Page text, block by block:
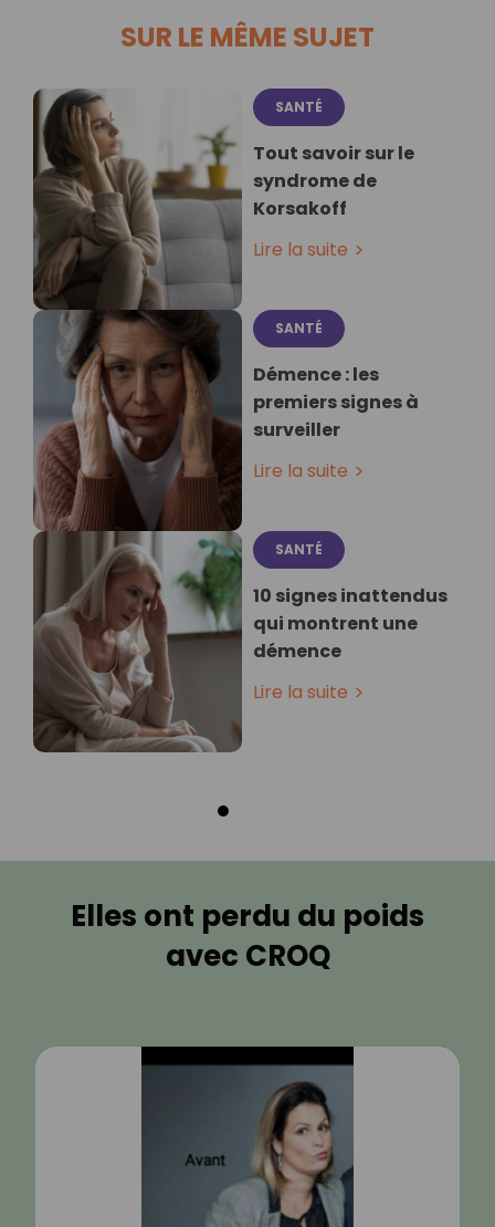
SUR LE MÊME SUJET
SANTÉ
Tout savoir sur le
syndrome de
Korsakoff
Lire la suite
SANTÉ
Démence : les
premiers signes à
surveiller
Lire la suite
SANTÉ
10 signes inattendus
qui montrent une
démence
Lire la suite
Elles ont perdu du poids
avec CROQ